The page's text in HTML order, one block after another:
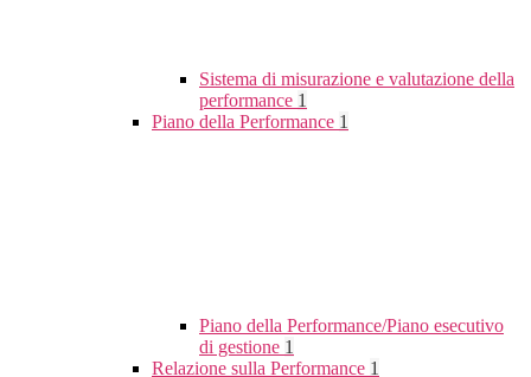
Sistema di misurazione e valutazione della
performance 1
Piano della Performance 1
Piano della Performance/Piano esecutivo
di gestione 1
Relazione sulla Performance 1